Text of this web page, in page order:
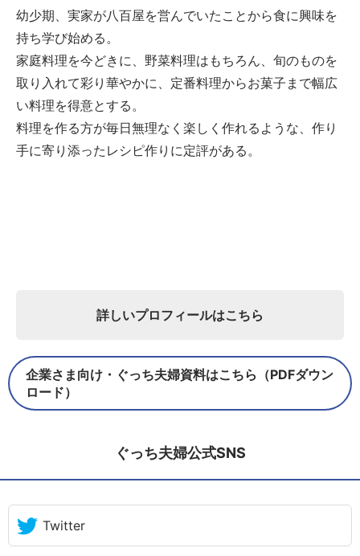
幼少期、実家が八百屋を営んでいたことから食に興味を
持ち学び始める。
家庭料理を今どきに、野菜料理はもちろん、旬のものを
取り入れて彩り華やかに、定番料理からお菓子まで幅広
い料理を得意とする。
料理を作る方が毎日無理なく楽しく作れるような、作り
手に寄り添ったレシピ作りに定評がある。
詳しいプロフィールはこちら
企業さま向け・ぐっち夫婦資料はこちら（PDFダウン
ロード）
ぐっち夫婦公式SNS
Twitter